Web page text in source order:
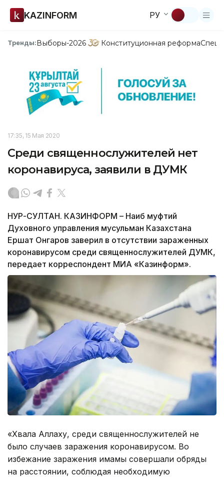
KAZINFORM РУ
Тренды:Выборы-2026 Конституционная реформа
17:35, 15 Мая 2020
Среди священнослужителей нет
коронавируса, заявили в ДУМК
НУР-СУЛТАН. КАЗИНФОРМ – Наиб муфтий
Духовного управления мусульман Казахстана
Ершат Онгаров заверил в отсутствии зараженных
коронавирусом среди священнослужителей ДУМК,
передает корреспондент МИА «Казинформ».
«Хвала Аллаху, среди священнослужителей не
было случаев заражения коронавирусом. Во
избежание заражения имамы совершали обряды
на расстоянии, соблюдая необходимую